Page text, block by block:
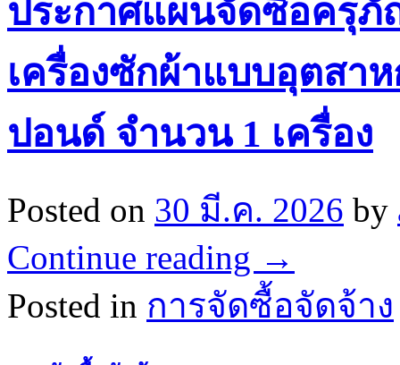
ประกาศแผนจัดซื้อครุภั
เครื่องซักผ้าแบบอุตสา
ปอนด์ จำนวน 1 เครื่อง
Posted on 30 มี.ค. 2026 by
Continue reading →
Posted in การจัดซื้อจัดจ้าง